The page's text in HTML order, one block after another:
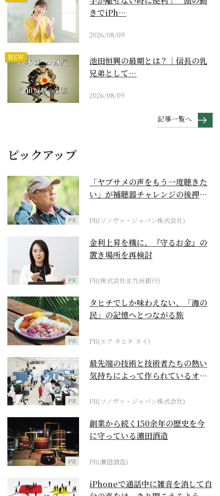
きでiPh…
2026/08/09
NEW
池田恒興の最期とは？｜信長の乳
兄弟として…
2026/08/09
記事一覧へ
ピックアップ
PR
「ヤブサメの声をもう一度聴きた
い」が補聴器チャレンジの後押し
PR(ソノヴァ・ジャパン株式会社)
PR
金利上昇を機に、『守るお金』の
置き場所を再検討
PR(株式会社北九州銀行)
PR
タヒチでしか味わえない、「海の
民」の記憶へとつながる旅
PR(エア タヒチ ヌイ)
PR
最先端の技術と技術者たちの熱い
気持ちによって作られているオー
PR(ソノヴァ・ジャパン株式会社)
PR
創業から続く150余年の歴史を今
に守っている濵田酒造
PR(濵田酒造)
iPhoneで通話中に雑音を消して自